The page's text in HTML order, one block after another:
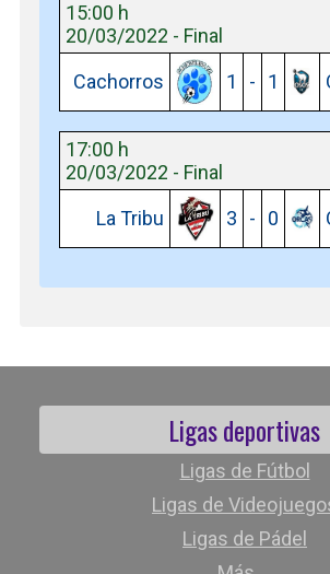
15:00 h
20/03/2022 - Final
Cachorros
1 - 1
17:00 h
20/03/2022 - Final
La Tribu
3 - 0
Ligas deportivas
Ligas de Fútbol
Ligas de
Ligas de Pádel